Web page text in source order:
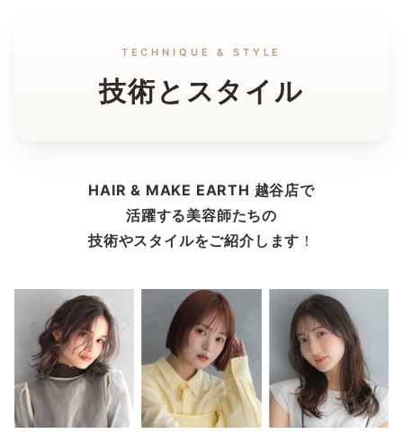
TECHNIQUE & STYLE
技術とスタイル
HAIR & MAKE EARTH 越谷店で
活躍する美容師たちの
技術やスタイルをご紹介します ！